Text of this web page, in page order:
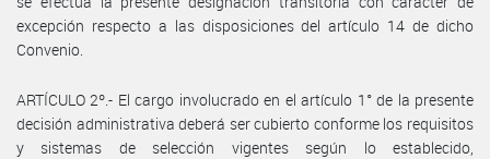
excepción respecto a las disposiciones del artículo 14 de dicho
Convenio.
ARTÍCULO 2º.- El cargo involucrado en el artículo 1° de la presente
decisión administrativa deberá ser cubierto conforme los requisitos
y sistemas de selección vigentes según lo establecido,